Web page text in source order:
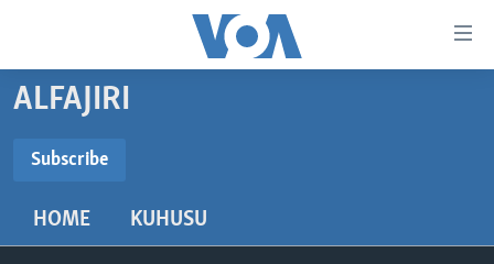
Nenda
habari
Nenda
urambazaji
Nenda
KENYA
VIDEO
ALFAJIRI
Subscribe
HOME KUHUSU